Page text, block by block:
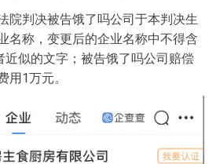
院判决被告饿了吗公司于本判决生
名称，变更后的企业名称中不得含
近似的文字；被告饿了吗公司赔偿
用1万元。